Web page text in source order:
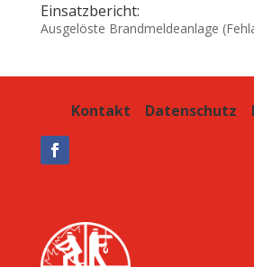
Einsatzbericht:
Ausgelöste Brandmeldeanlage
Kontakt Datenschutz